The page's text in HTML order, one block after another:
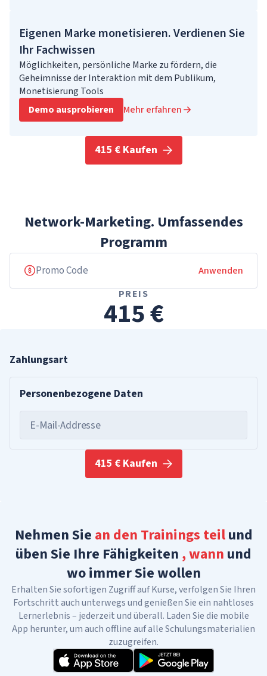
Eigenen Marke monetisieren. Verdienen Sie
Ihr Fachwissen
Möglichkeiten, persönliche Marke zu fördern, die
Geheimnisse der Interaktion mit dem Publikum,
Monetisierung Tools
Demo ausprobieren
Mehr erfahren
415 € Kaufen
Network-Marketing. Umfassendes
Programm
Anwenden
PREIS
415 €
Zahlungsart
Personenbezogene Daten
E-Mail-Addresse
415 € Kaufen
Nehmen Sie an den Trainings teilund
üben Sie Ihre Fähigkeiten , wann und
wo immer Sie wollen
Erhalten Sie sofortigen Zugriff auf Kurse, verfolgen Sie Ihren
Fortschritt auch unterwegs und genießen Sie ein nahtloses
Lernerlebnis – jederzeit und überall. Laden Sie die mobile
App herunter, um auch offline auf alle Schulungsmaterialien
zuzugreifen.